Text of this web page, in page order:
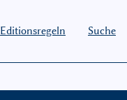
Editionsregeln Suche